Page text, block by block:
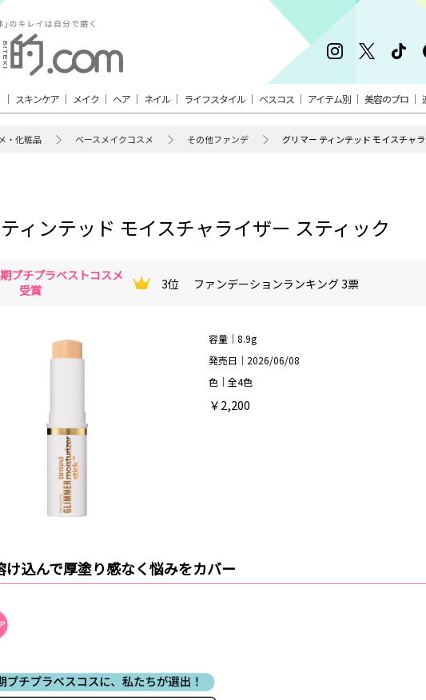
スキンケア メイク ヘア ネイル ライフスタイル ベスコス アイテム別 美容のプロ
・化粧品 ベースメイクコスメ その他ファンデ グリマー ティンテッド モイスチャ
ィンテッド モイスチャライザー スティック
プチプラベストコスメ
受賞
3位 ファンデーションランキング 3票
容量｜8.9g
発売日｜2026/06/08
色｜全4色
￥2,200
け込んで厚塗り感なく悩みをカバー